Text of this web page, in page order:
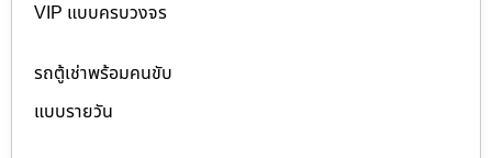
VIP แบบครบวงจร
รถตู้เช่าพร้อมคนขับ
แบบรายวัน